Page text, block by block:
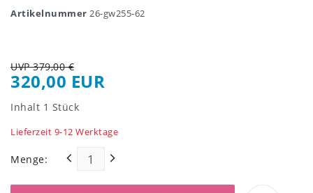
Artikelnummer 26-gw255-62
UVP 379,00 €
320,00 EUR
Inhalt 1 Stück
Lieferzeit 9-12 Werktage
Menge: